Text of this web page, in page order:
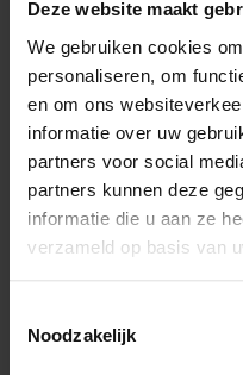
Deze website maakt
We gebruiken cookies
personaliseren, om
en om ons
informatie over uw
partners voor social
partners kunnen deze
informatie die u aan ze
verzameld op basis van
Noodzakelijk
Wat
Wok tool set